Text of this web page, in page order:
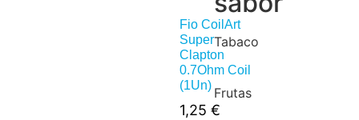
Tabaco
Frutas
Fio CoilArt
Super
Clapton
0.7Ohm Coil
(1Un)
1,25 €